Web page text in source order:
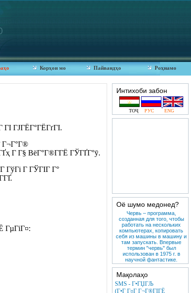
Роҳнамо
Пайвандҳо
Корҳои мо
ГЈГЁГ°ГЁГґГІ.
Г¬Г°Г®
Г Г§ ВёГ°Г®Г­ГЁ ГЎГҐГ°ӯ.
ГўГі Г ГЎГІГ Г°
ГµГіГ¤:
Интихоби забон
ТОҶ РУС ENG
Оё шумо медонед?
Червь – программа,
созданная для того, чтобы
работать на нескольких
компьютерах, копировать
себя из машины в машину и
там запускать. Впервые
термин "червь" был
использован в 1975 г. в
научной фантастике.
Мақолаҳо
SMS - Г•ГЏГЉ
(Г•Г Г¤Г Г¬Г®ГІГЁ